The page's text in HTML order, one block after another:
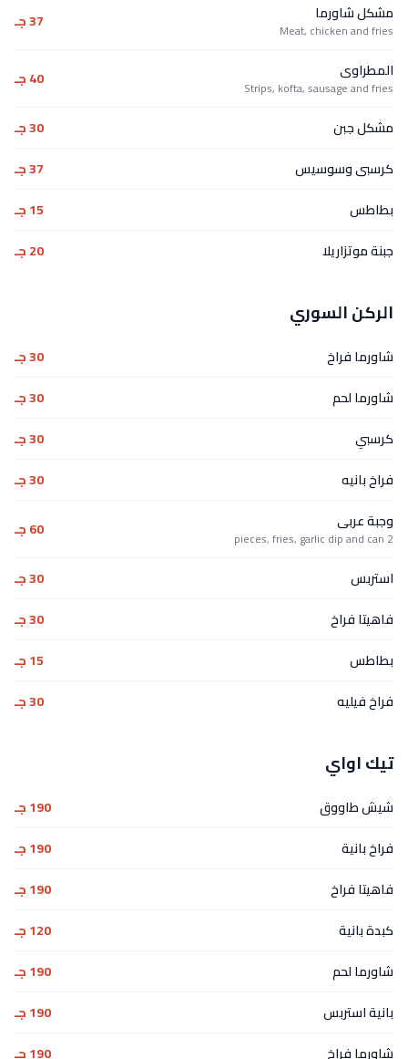
مشكل شاورما
Meat, chicken and fries 37 جـ
المطراوى
Strips, kofta, sausage and fries 40 جـ
مشكل جبن
30 جـ
كرسبى وسوسيس
37 جـ
بطاطس
15 جـ
جبنة موتزاريلا
20 جـ
الركن السوري
شاورما فراخ
30 جـ
شاورما لحم
30 جـ
كرسبي
30 جـ
فراخ بانيه
30 جـ
وجبة عربى
2 pieces, fries, garlic dip and can 60 جـ
استربس
30 جـ
فاهيتا فراخ
30 جـ
بطاطس
15 جـ
فراخ فيليه
30 جـ
تيك اواي
شيش طاووق
190 جـ
فراخ بانية
190 جـ
فاهيتا فراخ
190 جـ
كبدة بانية
120 جـ
شاورما لحم
190 جـ
بانية استربس
190 جـ
شاورما فراخ
190 جـ